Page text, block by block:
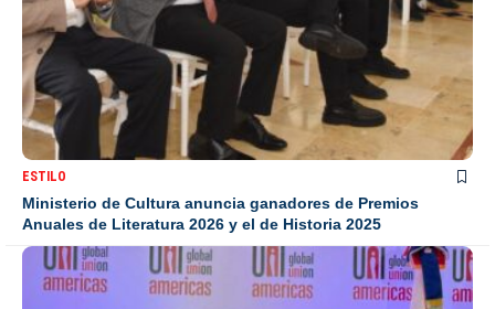
ESTILO
Ministerio de Cultura anuncia ganadores de Premios
Anuales de Literatura 2026 y el de Historia 2025